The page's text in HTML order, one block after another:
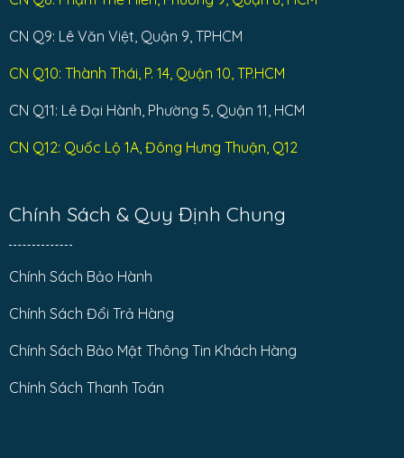
CN Q9: Lê Văn Việt, Quận 9, TPHCM
CN Q10: Thành Thái, P. 14, Quận 10, TP.HCM
CN Q11: Lê Đại Hành, Phường 5, Quận 11, HCM
CN Q12: Quốc Lộ 1A, Đông Hưng Thuận, Q12
Chính Sách & Quy Định Chung
Chính Sách Bảo Hành
Chính Sách Đổi Trả Hàng
Chính Sách Bảo Mật Thông Tin Khách Hàng
Chính Sách Thanh Toán